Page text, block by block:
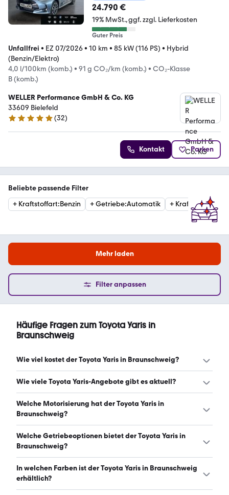
24.790 €
19% MwSt. ggf. zzgl. Lieferkosten
Guter Preis
Unfallfrei • EZ 07/2026• 10 km • 85 kW (116 PS) • Hybrid
(Benzin/Elektro)
4,0 l/100km (komb.) • 91 g CO₂/km (komb.) • CO₂-Klasse
B (komb.)
WELLER Performance GmbH & Co. KG
33609 Bielefeld
5 Sterne
(32)
Kontakt Parken
Beliebte passende Filter
+ Kraftstoffart:Benzin +Getriebe:Automatik + Kraftstoffart
Mehr laden
Filter anpassen
Häufige Fragen zum Toyota Yaris in
Braunschweig
Wie viel kostet der Toyota Yaris in Braunschweig?
Ein guter Preis für einen Toyota Yaris in Braunschweig liegt
Wie viele Toyota Yaris-Angebote gibt es aktuell?
Es gibt insgesamt 25 Toyota Yaris bei mobile.de, davon 24
Gebraucht- und 1 Neuwagen. (Stand: 7.8.2026)
Welche Motorisierung hat der Toyota Yaris in
Braunschweig?
Der Toyota Yaris in Braunschweig hat Leistungen zwischen
69 und 280 PS. (Stand: 7.8.2026)
Welche Getriebeoptionen bietet der Toyota Yaris in
Braunschweig?
Der Toyota Yaris in Braunschweig ist mit manuellem und
automatischem Getriebe erhältlich. (Stand: 7.8.2026)
In welchen Farben ist der Toyota Yaris in Braunschweig
erhältlich?